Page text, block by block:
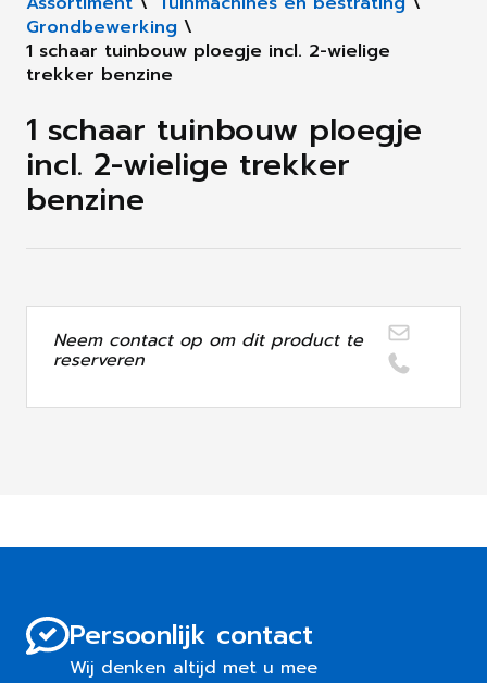
Grondbewerking \
1 schaar tuinbouw ploegje incl. 2-wielige
trekker benzine
1 schaar tuinbouw ploegje
incl. 2-wielige trekker
benzine
Neem contact op om dit product te
reserveren
Persoonlijk contact
Wij denken altijd met u mee